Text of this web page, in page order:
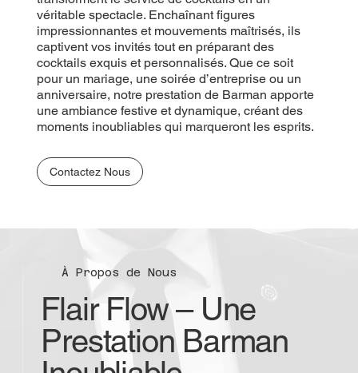
véritable spectacle. Enchaînant figures
impressionnantes et mouvements maîtrisés, ils
captivent vos invités tout en préparant des
cocktails exquis et personnalisés. Que ce soit
pour un mariage, une soirée d’entreprise ou un
anniversaire, notre prestation de Barman apporte
une ambiance festive et dynamique, créant des
moments inoubliables qui marqueront les esprits.
Contactez Nous
À Propos de Nous
Flair Flow – Une
Prestation Barman